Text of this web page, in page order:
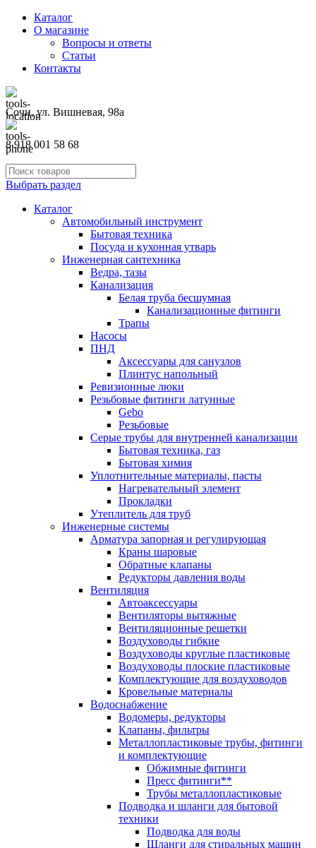
Каталог
О магазине
Вопросы и ответы
Статьи
Контакты
Сочи, ул. Вишневая, 98а
8 918 001 58 68
Выбрать раздел
Каталог
Автомобильный инструмент
Бытовая техника
Посуда и кухонная утварь
Инженерная сантехника
Ведра, тазы
Канализация
Белая труба бесшумная
Канализационные фитинги
Трапы
Насосы
ПНД
Аксессуары для санузлов
Плинтус напольный
Ревизионные люки
Резьбовые фитинги латунные
Gebo
Резьбовые
Серые трубы для внутренней канализации
Бытовая техника, газ
Бытовая химия
Уплотнительные материалы, пасты
Нагревательный элемент
Прокладки
Утеплитель для труб
Инженерные системы
Арматура запорная и регулирующая
Краны шаровые
Обратные клапаны
Редукторы давления воды
Вентиляция
Автоаксессуары
Вентиляторы вытяжные
Вентиляционные решетки
Воздуховоды гибкие
Воздуховоды круглые пластиковые
Воздуховоды плоские пластиковые
Комплектующие для воздуховодов
Кровельные материалы
Водоснабжение
Водомеры, редукторы
Клапаны, фильтры
Металлопластиковые трубы, фитинги
и комплектующие
Обжимные фитинги
Пресс фитинги**
Трубы металлопластиковые
Подводка и шланги для бытовой
техники
Подводка для воды
Шланги для стиральных машин